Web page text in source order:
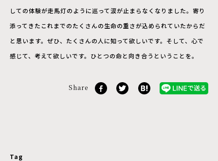
しての体験が走馬灯のように巡って涙が止まらなくなりました。寄り
添ってきたこれまでのたくさんの生命の重さが込められていたからだ
と思います。ぜひ、たくさんの人に知って欲しいです。そして、心で
感じて、考えて欲しいです。ひとつの命と向き合うということを。
Share
Tag